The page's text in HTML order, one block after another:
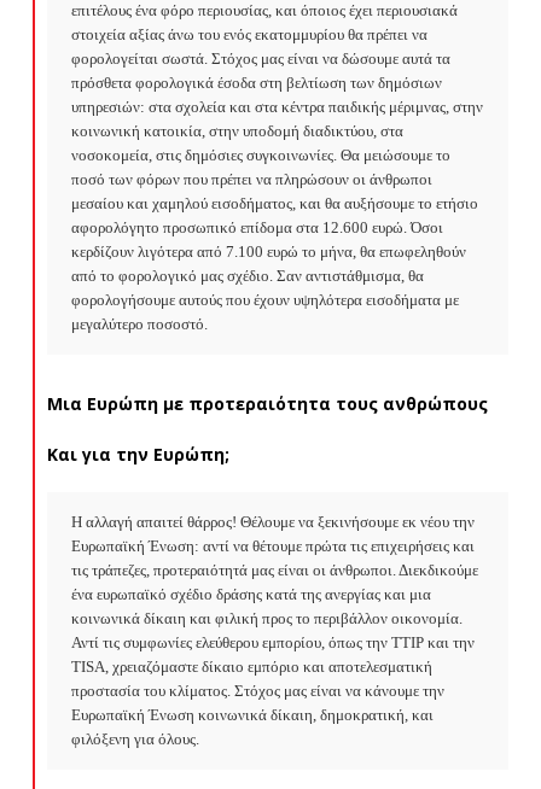
επιτέλους ένα φόρο περιουσίας, και όποιος έχει περιουσιακά
στοιχεία αξίας άνω του ενός εκατομμυρίου θα πρέπει να
φορολογείται σωστά. Στόχος μας είναι να δώσουμε αυτά τα
πρόσθετα φορολογικά έσοδα στη βελτίωση των δημόσιων
υπηρεσιών: στα σχολεία και στα κέντρα παιδικής μέριμνας, στην
κοινωνική κατοικία, στην υποδομή διαδικτύου, στα
νοσοκομεία, στις δημόσιες συγκοινωνίες. Θα μειώσουμε το
ποσό των φόρων που πρέπει να πληρώσουν οι άνθρωποι
μεσαίου και χαμηλού εισοδήματος, και θα αυξήσουμε το ετήσιο
αφορολόγητο προσωπικό επίδομα στα 12.600 ευρώ. Όσοι
κερδίζουν λιγότερα από 7.100 ευρώ το μήνα, θα επωφεληθούν
από το φορολογικό μας σχέδιο. Σαν αντιστάθμισμα, θα
φορολογήσουμε αυτούς που έχουν υψηλότερα εισοδήματα με
μεγαλύτερο ποσοστό.
Μια Ευρώπη με προτεραιότητα τους ανθρώπους
Και για την Ευρώπη;
Η αλλαγή απαιτεί θάρρος! Θέλουμε να ξεκινήσουμε εκ νέου την
Ευρωπαϊκή Ένωση: αντί να θέτουμε πρώτα τις επιχειρήσεις και
τις τράπεζες, προτεραιότητά μας είναι οι άνθρωποι. Διεκδικούμε
ένα ευρωπαϊκό σχέδιο δράσης κατά της ανεργίας και μια
κοινωνικά δίκαιη και φιλική προς το περιβάλλον οικονομία.
Αντί τις συμφωνίες ελεύθερου εμπορίου, όπως την TTIP και την
TISA, χρειαζόμαστε δίκαιο εμπόριο και αποτελεσματική
προστασία του κλίματος. Στόχος μας είναι να κάνουμε την
Ευρωπαϊκή Ένωση κοινωνικά δίκαιη, δημοκρατική, και
φιλόξενη για όλους.